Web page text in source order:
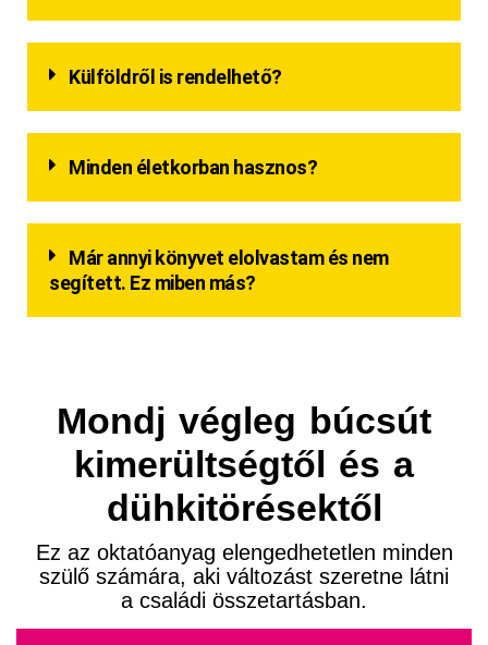
Külföldről is rendelhető?
Minden életkorban hasznos?
Már annyi könyvet elolvastam és nem
segített. Ez miben más?
Mondj végleg búcsút
kimerültségtől és a
dühkitörésektől
Ez az oktatóanyag elengedhetetlen minden
szülő számára, aki változást szeretne látni
a családi összetartásban.